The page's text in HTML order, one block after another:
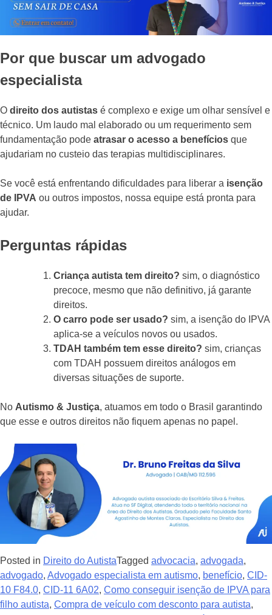
Por que buscar um advogado
especialista
O direito dos autistas é complexo e exige um olhar sensível e
técnico. Um laudo mal elaborado ou um requerimento sem
fundamentação pode atrasar o acesso a benefícios que
ajudariam no custeio das terapias multidisciplinares.
Se você está enfrentando dificuldades para liberar a isenção
de IPVA ou outros impostos, nossa equipe está pronta para
ajudar.
Perguntas rápidas
Criança autista tem direito? sim, o diagnóstico
precoce, mesmo que não definitivo, já garante
direitos.
O carro pode ser usado? sim, a isenção do IPVA
aplica-se a veículos novos ou usados.
TDAH também tem esse direito? sim, crianças
com TDAH possuem direitos análogos em
diversas situações de suporte.
No Autismo & Justiça, atuamos em todo o Brasil garantindo
que esse e outros direitos não fiquem apenas no papel.
Posted in Direito do AutistaTagged advocacia, advogada,
advogado, Advogado especialista em autismo, benefício, CID-
10 F84.0, CID-11 6A02, Como conseguir isenção de IPVA para
filho autista, Compra de veículo com desconto para autista,